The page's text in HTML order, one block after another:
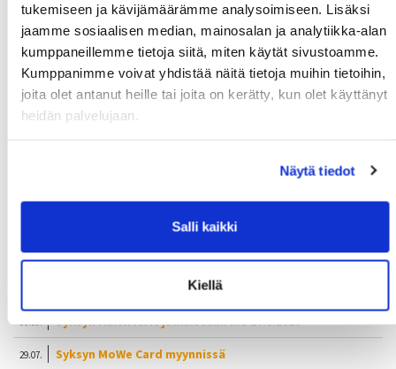
tukemiseen ja kävijämäärämme analysoimiseen. Lisäksi
jaamme sosiaalisen median, mainosalan ja analytiikka-alan
kumppaneillemme tietoja siitä, miten käytät sivustoamme.
Kumppanimme voivat yhdistää näitä tietoja muihin tietoihin,
joita olet antanut heille tai joita on kerätty, kun olet käyttänyt
heidän palvelujaan.
Näytä tiedot
Salli kaikki
Kiellä
Mailat saat lainaan asiakaspalvelusta ja mailat
tulee myös palauttaa kirjaston asiakaspalveluun.
Mailoihin sisältyy 3 kpl harjoituspalloja.
Suosittelemme käyttämään omia palloja.
06.08. Syksyn Kalenterit julkaistaan ma 17.8.2026
29.07. Syksyn MoWe Card myynnissä